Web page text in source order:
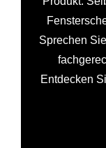
Sprechen
Entdecken